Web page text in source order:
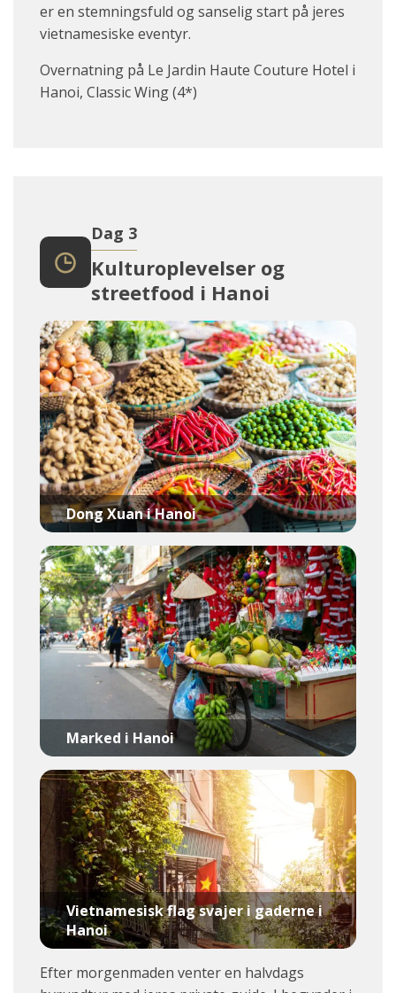
er en stemningsfuld og sanselig start på jeres
vietnamesiske eventyr.
Overnatning på Le Jardin Haute Couture Hotel i
Hanoi, Classic Wing (4*)
Dag 3
Kulturoplevelser og
streetfood i Hanoi
Dong Xuan i Hanoi
Marked i Hanoi
Vietnamesisk flag svajer i gaderne i
Hanoi
Efter morgenmaden venter en halvdags